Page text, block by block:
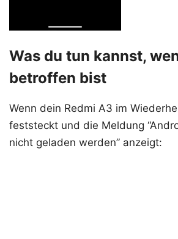
Was du tun kannst,
betroffen bist
Wenn dein Redmi A3 im
feststeckt und die Meldung
nicht geladen werden” anzeigt: